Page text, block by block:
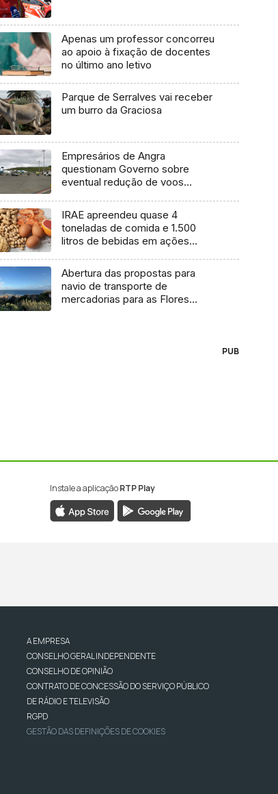
Apenas um professor concorreu
ao apoio à fixação de docentes
no último ano letivo
Parque de Serralves vai receber
um burro da Graciosa
Empresários de Angra
questionam Governo sobre
eventual redução de voos
IRAE apreendeu quase 4
toneladas de comida e 1.500
litros de bebidas em ações
Abertura das propostas para
navio de transporte de
mercadorias para as Flores
PUB
Instale a aplicaçãoRTP Play
A EMPRESA
CONSELHO GERAL INDEPENDENTE
CONSELHO DE OPINIÃO
CONTRATO DE CONCESSÃO DO SERVIÇO PÚBLICO
DE RÁDIO E TELEVISÃO
RGPD
GESTÃO DAS DEFINIÇÕES DE COOKIES